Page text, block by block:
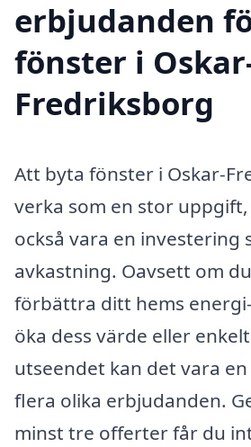
erbjudanden
fönster i
Fredriksborg
Att byta fönster i Oskar-
verka som en stor
också vara en investering
avkastning. Oavsett om
förbättra ditt hems
öka dess värde eller
utseendet kan det vara
flera olika erbjudanden.
minst tre offerter får du